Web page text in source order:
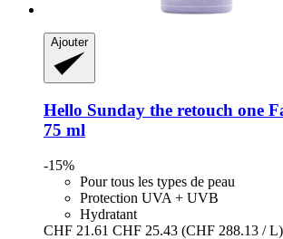
Ajouter
Hello Sunday the retouch one
75 ml
-15%
Pour tous les types de peau
Protection UVA + UVB
Hydratant
CHF 21.61 CHF 25.43 (CHF 288.13 / L)